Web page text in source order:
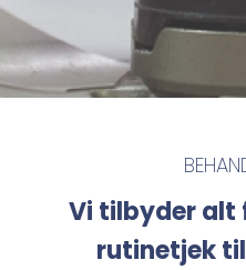
Vi tilbyder alt
rutinetjek